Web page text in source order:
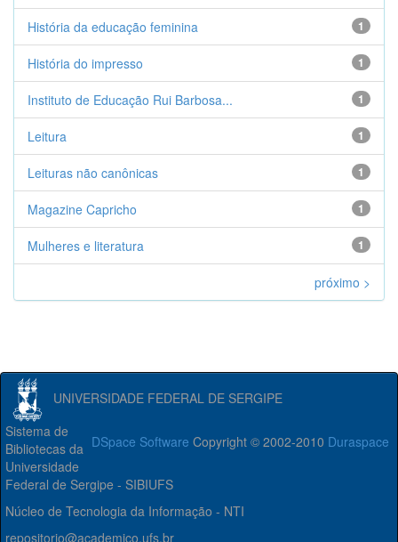
1
História da educação feminina
1
História do impresso
1
Instituto de Educação Rui Barbosa...
1
Leitura
1
Leituras não canônicas
1
Magazine Capricho
1
Mulheres e literatura
próximo >
UNIVERSIDADE FEDERAL DE SERGIPE
DSpace Software Copyright © 2002-2010 Duraspace
Sistema de
Bibliotecas da
Universidade
Federal de Sergipe - SIBIUFS
Núcleo de Tecnologia da Informação - NTI
repositorio@academico.ufs.br